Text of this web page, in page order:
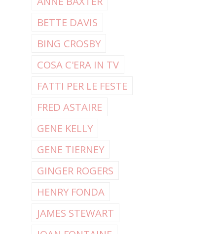
BETTE DAVIS
BING CROSBY
COSA C'ERA IN TV
FATTI PER LE FESTE
FRED ASTAIRE
GENE KELLY
GENE TIERNEY
GINGER ROGERS
HENRY FONDA
JAMES STEWART